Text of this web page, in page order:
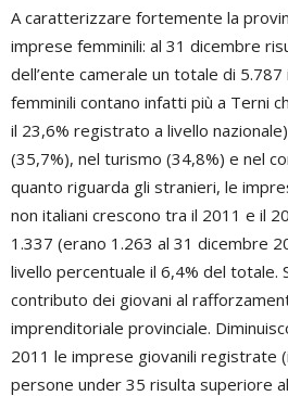
A caratterizzare fortemente la
imprese femminili: al 31 dicembre
dell’ente camerale un totale di
femminili contano infatti più a Terni
il 23,6% registrato a livello
(35,7%), nel turismo (34,8%) e nel
quanto riguarda gli stranieri, le
non italiani crescono tra il 2011 e il
1.337 (erano 1.263 al 31 dicembre
livello percentuale il 6,4% del totale.
contributo dei giovani al
imprenditoriale provinciale.
2011 le imprese giovanili registrate
persone under 35 risulta superiore